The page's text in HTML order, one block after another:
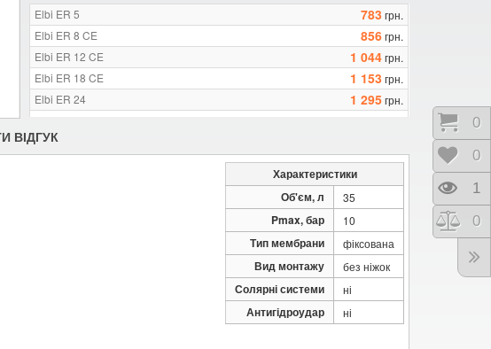
Elbi ER 5
783грн.
Elbi ER 8 CE
856грн.
Elbi ER 12 CE
1 044грн.
Elbi ER 18 CE
1 153грн.
Elbi ER 24
1 295грн.
Elbi ERCE 50
ВІДГУК
Характеристики
Об'єм, л
35
Pmax, бар 10
Тип мембрани фіксована
Вид монтажу без ніжок
Солярні системи ні
Антигідроудар ні
0
0
1
0